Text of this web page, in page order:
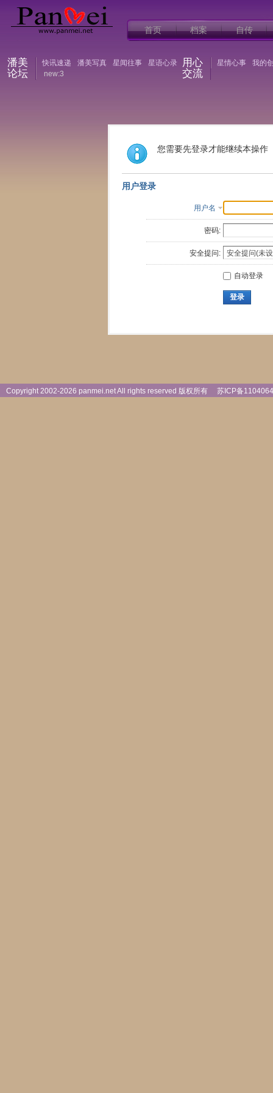
首页 档案 自传
潘美
论坛
快讯速递
new:3
潘美写真 星闻往事 星语心录
用心
交流
星情心事 我的
您需要先登录才能继续本操作
用户登录
用户名
密码:
安全提问:
自动登录
登录
Copyright 2002-2026 panmei.net All rights reserved 版权所有 苏ICP备